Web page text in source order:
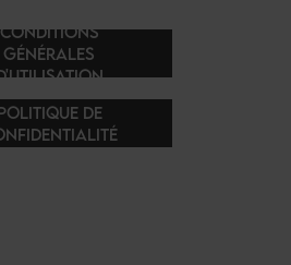
CONDITIONS
GÉNÉRALES
DE